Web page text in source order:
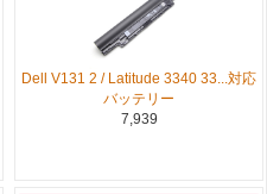
Dell V131 2 / Latitude 3340 33...対応
バッテリー
7,939